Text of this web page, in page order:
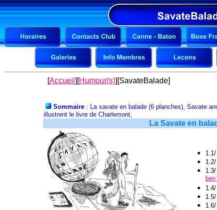
[Accueil ][Humour(s)][SavateBalade]
Sommaire : La savate en balade (6 planches), Savate
illustrent le livre de Charlemont,
La Savate en